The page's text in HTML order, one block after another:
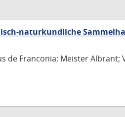
naturkundliche
de Franconia; Meister